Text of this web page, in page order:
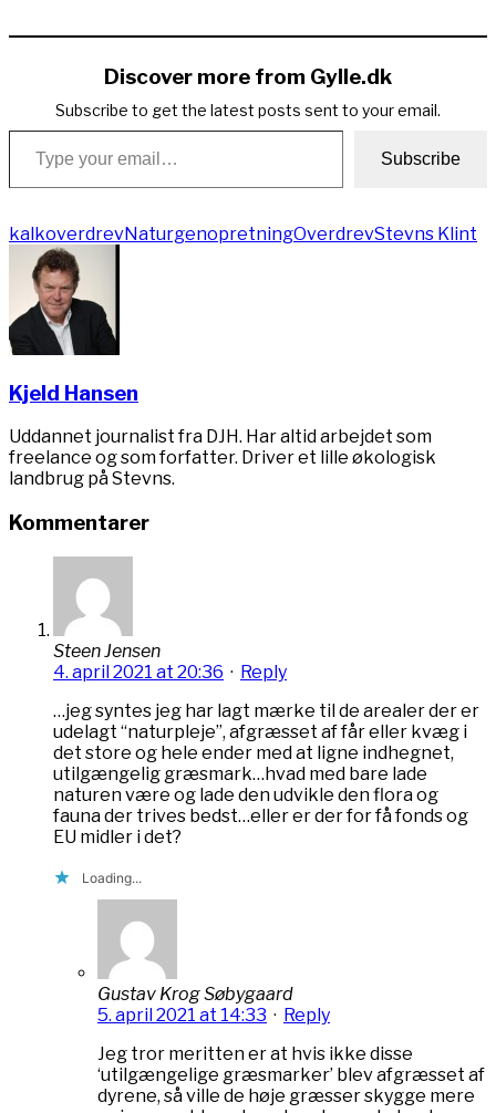
Link
Discover more from Gylle.dk
Subscribe to get the latest posts sent to your email.
Type your email…
Subscribe
kalkoverdrevNaturgenopretningOverdrevStevns Klint
Kjeld Hansen
Uddannet journalist fra DJH. Har altid arbejdet som
freelance og som forfatter. Driver et lille økologisk
landbrug på Stevns.
Kommentarer
Steen Jensen
4. april 2021 at 20:36 · Reply
…jeg syntes jeg har lagt mærke til de arealer der er
udelagt “naturpleje”, afgræsset af får eller kvæg i
det store og hele ender med at ligne indhegnet,
utilgængelig græsmark…hvad med bare lade
naturen være og lade den udvikle den flora og
fauna der trives bedst…eller er der for få fonds og
EU midler i det?
Loading...
Gustav Krog Søbygaard
5. april 2021 at 14:33 · Reply
Jeg tror meritten er at hvis ikke disse
‘utilgængelige græsmarker’ blev afgræsset af
dyrene, så ville de høje græsser skygge mere